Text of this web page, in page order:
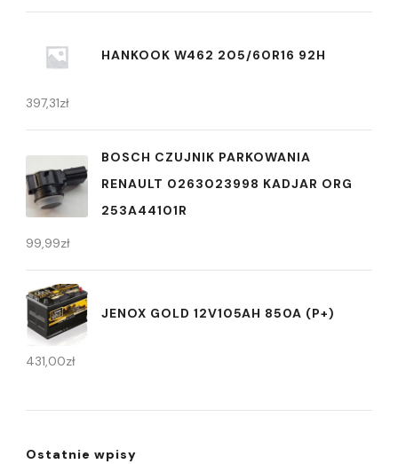
HANKOOK W462 205/60R16 92H
397,31zł
BOSCH CZUJNIK PARKOWANIA
RENAULT 0263023998 KADJAR ORG
253A44101R
99,99zł
JENOX GOLD 12V105AH 850A (P+)
431,00zł
Ostatnie wpisy